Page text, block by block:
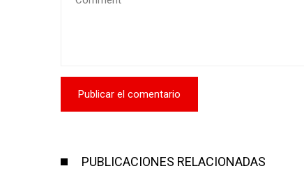
PUBLICACIONES RELACIONADAS